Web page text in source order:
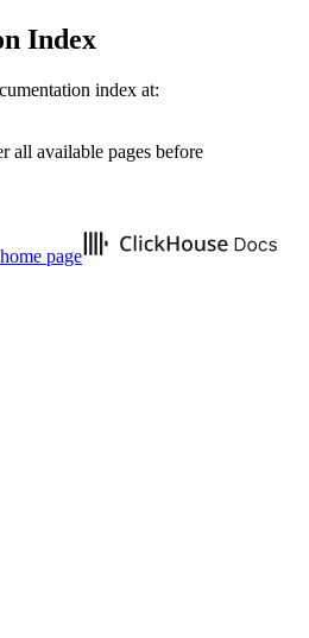
Index
index at:
all available pages before
home page